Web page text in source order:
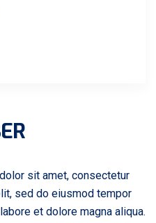
sit amet, consectetur
sed do eiusmod tempor
et dolore magna aliqua.